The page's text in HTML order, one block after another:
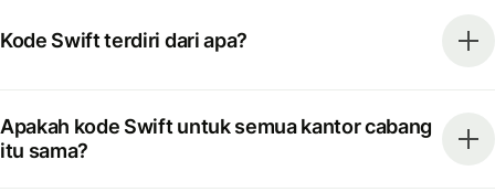
Kode Swift terdiri dari apa?
Apakah kode Swift untuk semua kantor cabang
itu sama?